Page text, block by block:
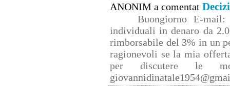
ANONIM a comentat
Buongiorno E-mail:
individuali in denaro da
rimborsabile del 3% in un
ragionevoli se la mia
per discutere le